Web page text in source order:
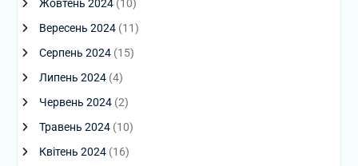
Жовтень 2024(10)
Вересень 2024(11)
Серпень 2024(15)
Липень 2024(4)
Червень 2024(2)
Травень 2024(10)
Квітень 2024(16)